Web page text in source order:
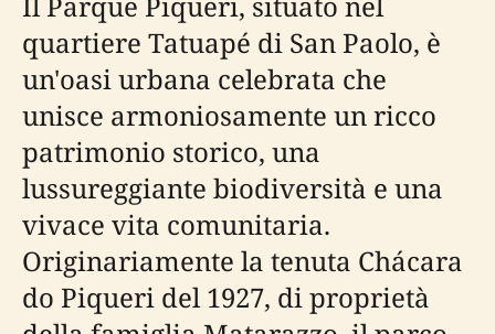
quartiere Tatuapé di San Paolo, è
un'oasi urbana celebrata che
unisce armoniosamente un ricco
patrimonio storico, una
lussureggiante biodiversità e una
vivace vita comunitaria.
Originariamente la tenuta Chácara
do Piqueri del 1927, di proprietà
della famiglia Matarazzo, il parco